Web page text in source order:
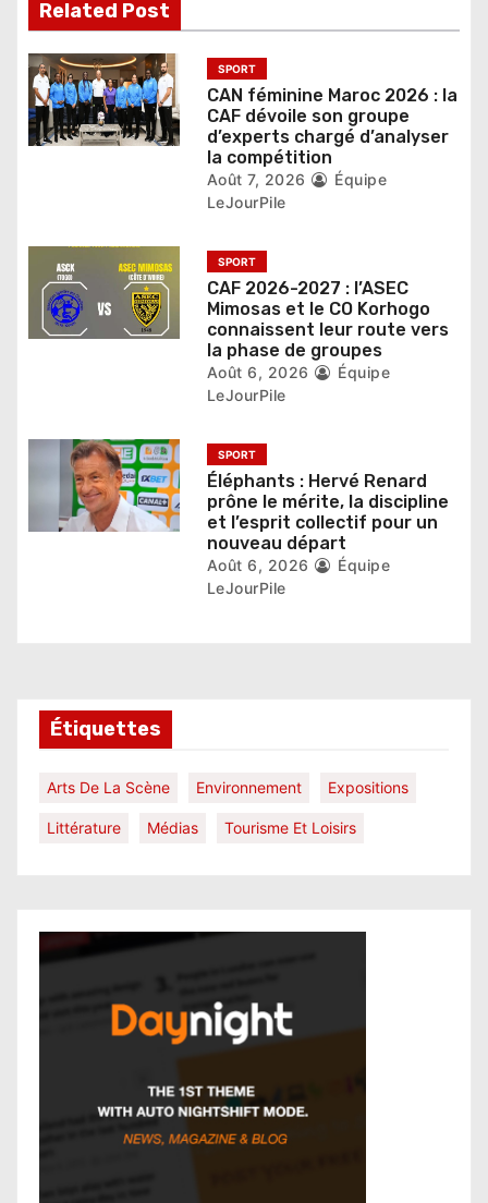
e
l
’
a
c
Related Post
SPORT
CAN féminine Maroc 2026 : la
CAF dévoile son groupe
d’experts chargé d’analyser
la compétition
Août 7, 2026
Équipe
LeJourPile
SPORT
CAF 2026-2027 : l’ASEC
Mimosas et le CO Korhogo
connaissent leur route vers
la phase de groupes
Août 6, 2026
Équipe
LeJourPile
SPORT
Éléphants : Hervé Renard
prône le mérite, la discipline
et l’esprit collectif pour un
nouveau départ
Août 6, 2026
Équipe
LeJourPile
Étiquettes
Arts De La Scène Environnement Expositions
Littérature Médias Tourisme Et Loisirs